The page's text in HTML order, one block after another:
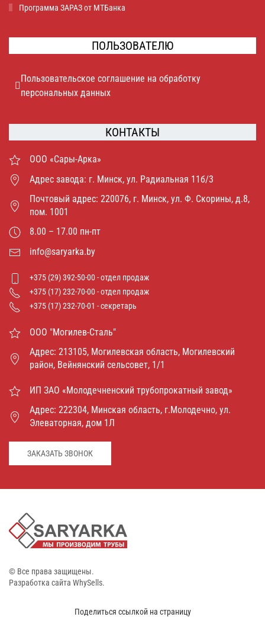
Программа ЗАРАЗ от МТБанка
ПОЛЬЗОВАТЕЛЮ
Пользовательское соглашение на обработку
персональных данных
КОНТАКТЫ
ООО «Сары-Арка»
Адрес завода: г. Минск, ул. Радиальная 11б/3
Почтовый адрес: 220076, г. Минск, ул. Ф. Скорины, д.8,
пом. 1001
8.00 – 17.00 пн-пт
info@saryarka.by
+375 (29) 392-50-00 - отдел продаж
+375 (17) 232-70-00 - отдел продаж
+375 (17) 232-70-01 - секретарь
ООО "Могилев-Сталь"
Адрес: 213105, Могилевская область, Могилевский
район, Вейнянский сельсовет, 1/1
ИП ЗАО «Молодечненский трубопрокатный завод»
Адрес: 222304, Минская область, г.Молодечно, ул.
Элеваторная, дом 1Л
ЗАКАЗАТЬ ЗВОНОК
© Все права защищены.
Разработка сайта WhySells.
Поделиться ссылкой на страницу